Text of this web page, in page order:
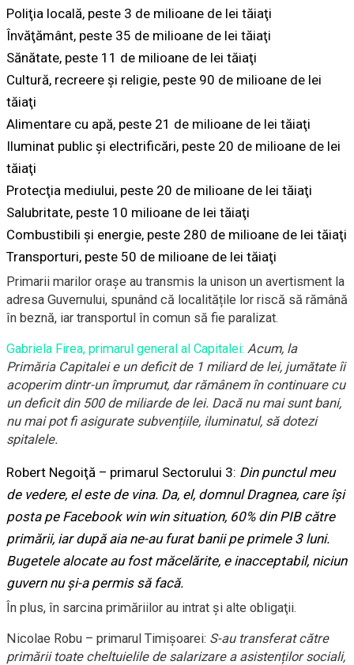
Poliţia locală, peste 3 de milioane de lei tăiaţi
Învăţământ, peste 35 de milioane de lei tăiaţi
Sănătate, peste 11 de milioane de lei tăiaţi
Cultură, recreere şi religie, peste 90 de milioane de lei
tăiaţi
Alimentare cu apă, peste 21 de milioane de lei tăiaţi
Iluminat public şi electrificări, peste 20 de milioane de lei
tăiaţi
Protecţia mediului, peste 20 de milioane de lei tăiaţi
Salubritate, peste 10 milioane de lei tăiaţi
Combustibili şi energie, peste 280 de milioane de lei tăiaţi
Transporturi, peste 50 de milioane de lei tăiaţi
Primarii marilor orașe au transmis la unison un avertisment la
adresa Guvernului, spunând că localitățile lor riscă să rămână
în beznă, iar transportul în comun să fie paralizat.
Gabriela Firea, primarul general al Capitalei: Acum, la
Primăria Capitalei e un deficit de 1 miliard de lei, jumătate îi
acoperim dintr-un împrumut, dar rămânem în continuare cu
un deficit din 500 de miliarde de lei. Dacă nu mai sunt bani,
nu mai pot fi asigurate subvențiile, iluminatul, să dotezi
spitalele.
Robert Negoiţă – primarul Sectorului 3: Dinpunctulmeu
de vedere, el este de vina. Da, el, domnul Dragnea, care își
posta pe Facebook win win situation, 60% din PIB către
primării, iar după aia ne-au furat banii pe primele 3 luni.
Bugetele alocate au fost măcelărite, e inacceptabil, niciun
guvern nu și-a permis să facă.
În plus, în sarcina primăriilor au intrat şi alte obligaţii.
Nicolae Robu – primarul Timişoarei: S-au transferat către
primării toate cheltuielile de salarizare a asistenților sociali,